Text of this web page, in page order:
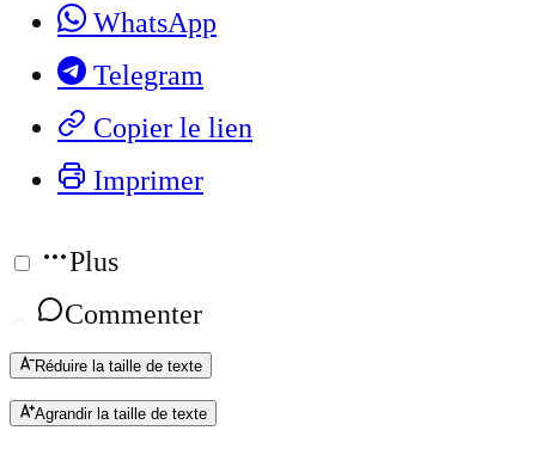
WhatsApp
Telegram
Copier le lien
Imprimer
Plus
Commenter
Réduire la taille de texte
Agrandir la taille de texte